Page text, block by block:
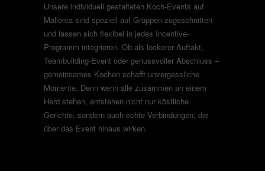
Unsere individuell gestalteten Koch-Events auf
Mallorca sind speziell auf Gruppen zugeschnitten
und lassen sich flexibel in jedes Incentive-
Programm integrieren. Ob als lockerer Auftakt,
Teambuilding-Event oder genussvoller Abschluss –
gemeinsames Kochen schafft unvergessliche
Momente. Denn wenn alle zusammen an einem
Herd stehen, entstehen nicht nur köstliche
Gerichte, sondern auch echte Verbindungen, die
über das Event hinaus wirken.